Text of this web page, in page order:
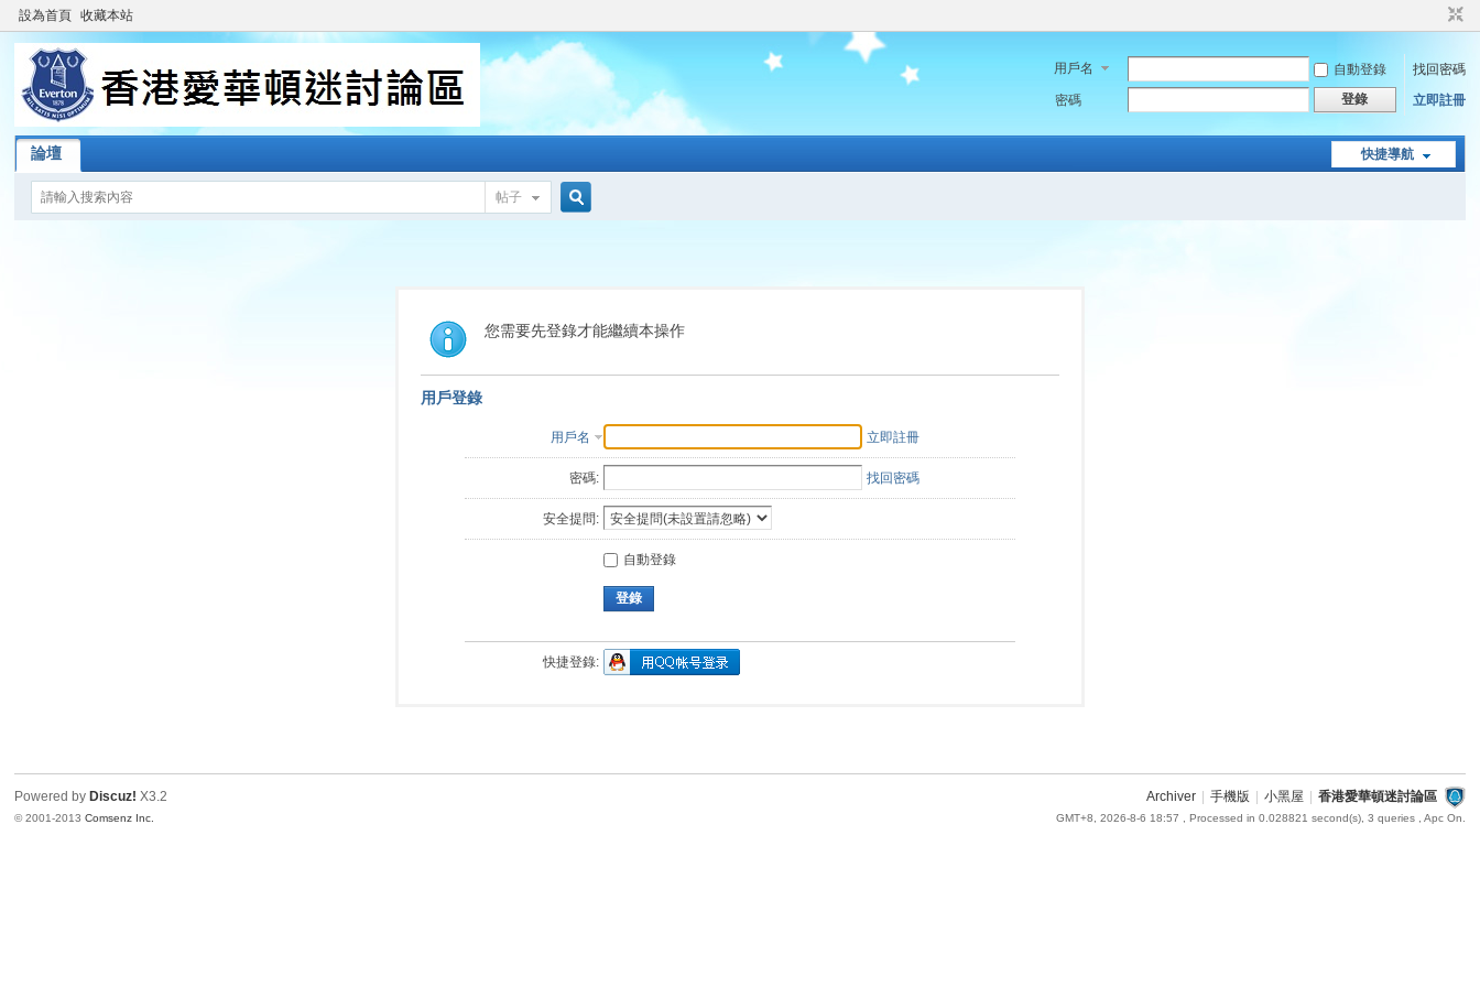
設為首頁 收藏本站
用戶名 自動登錄
找回密碼
密碼
登錄 立即註冊
快捷導航
論壇
帖子
索
您需要先登錄才能繼續本操作
用戶登錄
用戶名 立即註冊
密碼: 找回密碼
安全提問:
自動登錄
登錄
快捷登錄:
Archiver 手機版 小黑屋 香港愛華頓迷討論區
GMT+8, 2026-8-6 18:57 , Processed in 0.028821 second(s), 3 queries , Apc On.
Powered by Discuz! X3.2
© 2001-2013Comsenz Inc.